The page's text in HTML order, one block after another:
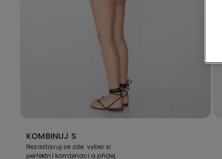
KOMBINUJ S
Nezastavuj se zde: vyber si
perfektní kombinaci a přidej